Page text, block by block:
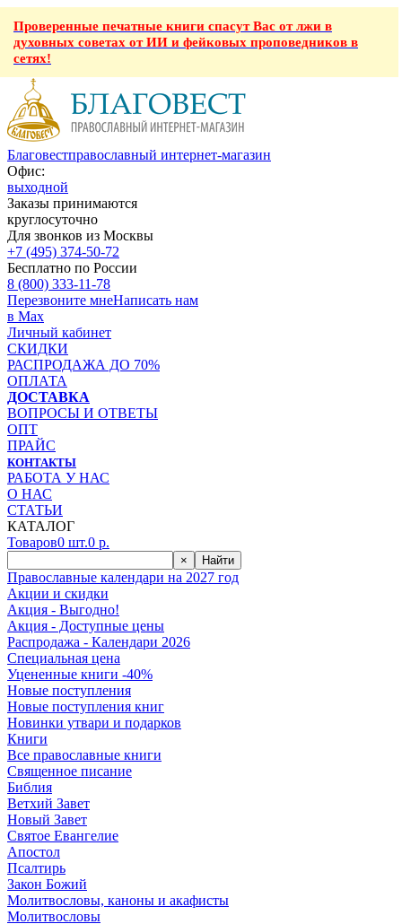
Проверенные печатные книги спасут Вас от лжи в
духовных советах от ИИ и фейковых проповедников в
сетях!
Благовестправославный интернет-магазин
Офис:
выходной
Заказы принимаются
круглосуточно
Для звонков из Москвы
+7 (495) 374-50-72
Бесплатно по России
8 (800) 333-11-78
Перезвоните мнеНаписать нам
в Max
Личный кабинет
СКИДКИ
РАСПРОДАЖА ДО 70%
ОПЛАТА
ДОСТАВКА
ВОПРОСЫ И ОТВЕТЫ
ОПТ
ПРАЙС
КОНТАКТЫ
РАБОТА У НАС
О НАС
СТАТЬИ
КАТАЛОГ
Товаров0 шт.0 р.
× Найти
Православные календари на 2027 год
Акции и скидки
Акция - Выгодно!
Акция - Доступные цены
Распродажа - Календари 2026
Специальная цена
Уцененные книги -40%
Новые поступления
Новые поступления книг
Новинки утвари и подарков
Книги
Все православные книги
Священное писание
Библия
Ветхий Завет
Новый Завет
Святое Евангелие
Апостол
Псалтирь
Закон Божий
Молитвословы, каноны и акафисты
Молитвословы